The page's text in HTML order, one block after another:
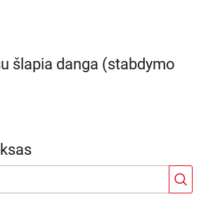
šlapia danga (stabdymo